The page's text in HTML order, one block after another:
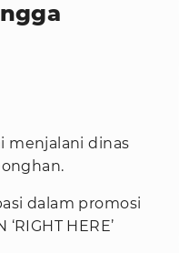
menjalani dinas
dalam promosi
HERE’